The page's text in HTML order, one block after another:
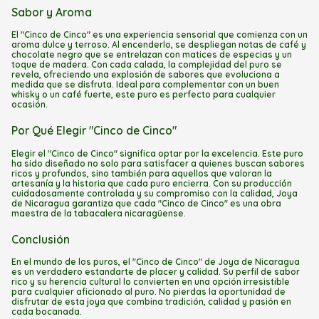
Sabor y Aroma
El "Cinco de Cinco" es una experiencia sensorial que comienza con un
aroma dulce y terroso. Al encenderlo, se despliegan notas de café y
chocolate negro que se entrelazan con matices de especias y un
toque de madera. Con cada calada, la complejidad del puro se
revela, ofreciendo una explosión de sabores que evoluciona a
medida que se disfruta. Ideal para complementar con un buen
whisky o un café fuerte, este puro es perfecto para cualquier
ocasión.
Por Qué Elegir "Cinco de Cinco"
Elegir el "Cinco de Cinco" significa optar por la excelencia. Este puro
ha sido diseñado no solo para satisfacer a quienes buscan sabores
ricos y profundos, sino también para aquellos que valoran la
artesanía y la historia que cada puro encierra. Con su producción
cuidadosamente controlada y su compromiso con la calidad, Joya
de Nicaragua garantiza que cada "Cinco de Cinco" es una obra
maestra de la tabacalera nicaragüense.
Conclusión
En el mundo de los puros, el "Cinco de Cinco" de Joya de Nicaragua
es un verdadero estandarte de placer y calidad. Su perfil de sabor
rico y su herencia cultural lo convierten en una opción irresistible
para cualquier aficionado al puro. No pierdas la oportunidad de
disfrutar de esta joya que combina tradición, calidad y pasión en
cada bocanada.